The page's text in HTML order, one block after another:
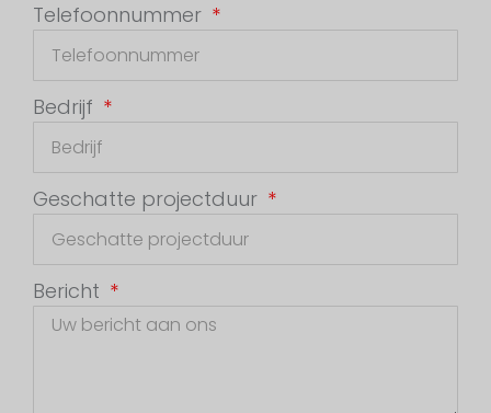
Telefoonnummer
Bedrijf
Geschatte projectduur
Bericht